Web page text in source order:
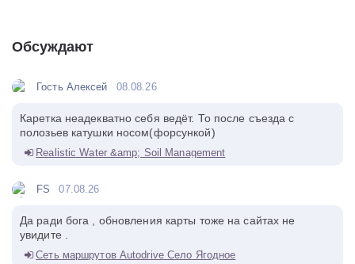
Обсуждают
Гость Алексей 08.08.26
Каретка неадекватно себя ведёт. То после съезда с
полозьев катушки носом(форсункой)
Realistic Water &amp; Soil Management
FS 07.08.26
Да ради бога , обновления карты тоже на сайтах не
увидите .
Сеть маршрутов Autodrive Село Ягодное